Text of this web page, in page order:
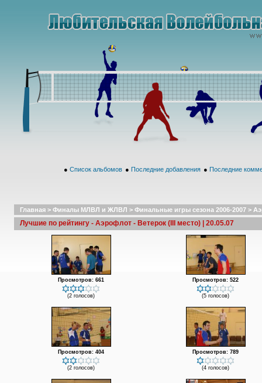
● Список альбомов ● Последние добавления ● Последние
Главная > Финалы МЛВЛ и ЖЛВЛ > Финальные игры сезона 2006-2007 >
Лучшие по рейтингу - Аэрофлот - Ветерок (III место) | 20.05.07
Просмотров: 661
(2 голосов)
Просмотров: 522
(5 голосов)
Просмотров: 404
(2 голосов)
Просмотров: 789
(4 голосов)